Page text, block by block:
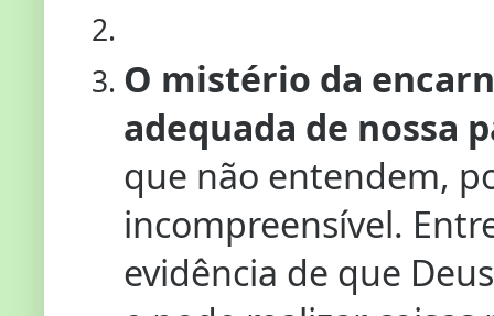
O mistério da
adequada de nossa
que não entendem,
incompreensível.
evidência de que